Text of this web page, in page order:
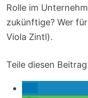
Rolle im
zukünftige? Wer
Viola Zintl).
Teile diesen